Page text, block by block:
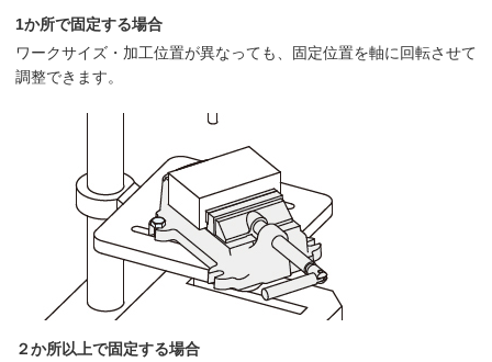
1か所で固定する場合
ワークサイズ・加工位置が異なっても、固定位置を軸に回転させて
調整できます。
２か所以上で固定する場合